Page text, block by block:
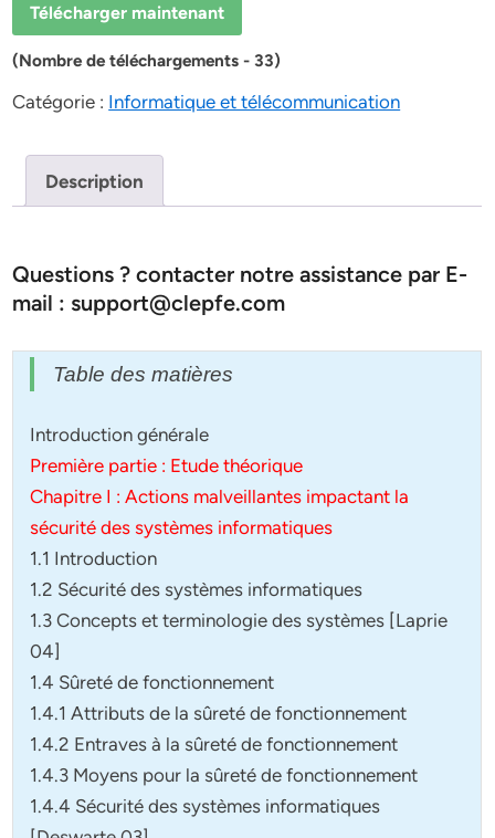
Télécharger maintenant
(Nombre de téléchargements - 33)
Catégorie : Informatique et télécommunication
Description
Questions ? contacter notre assistance par E-
mail : support@clepfe.com
Table des matières
Introduction générale
Première partie : Etude théorique
Chapitre I : Actions malveillantes impactant la
sécurité des systèmes informatiques
1.1 Introduction
1.2 Sécurité des systèmes informatiques
1.3 Concepts et terminologie des systèmes [Laprie
04]
1.4 Sûreté de fonctionnement
1.4.1 Attributs de la sûreté de fonctionnement
1.4.2 Entraves à la sûreté de fonctionnement
1.4.3 Moyens pour la sûreté de fonctionnement
1.4.4 Sécurité des systèmes informatiques